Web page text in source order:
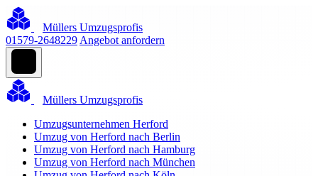
Müllers Umzugsprofis
01579-2648229 Angebot anfordern
Müllers Umzugsprofis
Umzugsunternehmen Herford
Umzug von Herford nach Berlin
Umzug von Herford nach Hamburg
Umzug von Herford nach München